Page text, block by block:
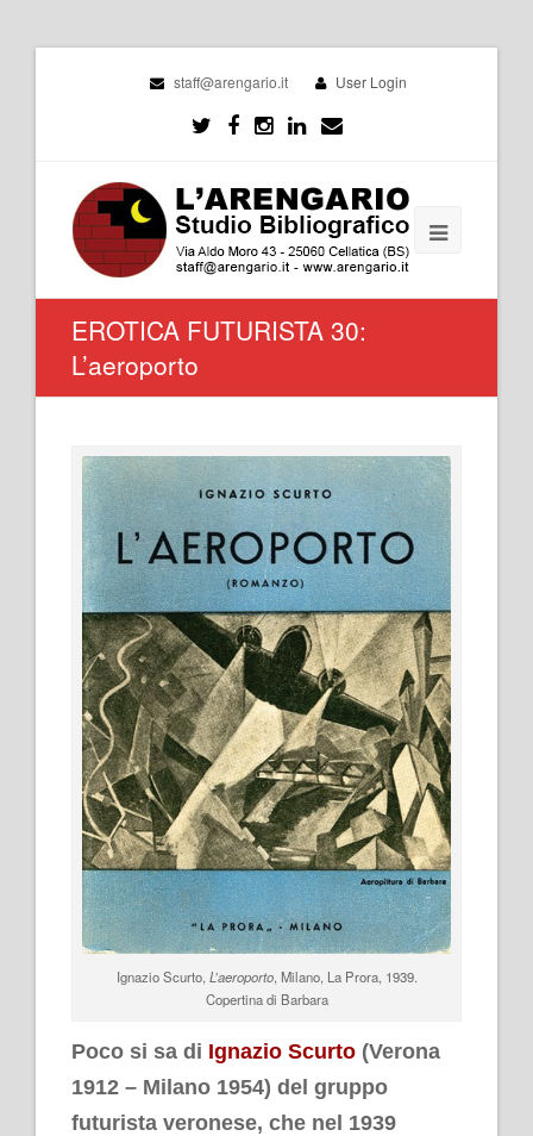
staff@arengario.it User Login
EROTICA FUTURISTA 30:
L’aeroporto
Ignazio Scurto, L’aeroporto, Milano, La Prora, 1939.
Copertina di Barbara
Poco si sa di Ignazio Scurto (Verona
1912 – Milano 1954) del gruppo
futurista veronese, che nel 1939